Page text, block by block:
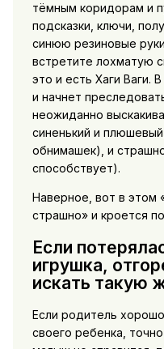
тёмным коридорам и
подсказки, ключи,
синюю резиновые
встретите лохматую
это и есть Хаги Ваги.
и начнет
неожиданно
синенький и
обнимашек), и
способствует).
Наверное, вот в этом
страшно» и кроется
Если
игрушка,
искать такую
Если родитель
своего ребенка,